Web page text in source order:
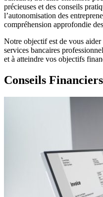
précieuses et des conseils
l’autonomisation des
compréhension approfondie
Notre objectif est de vous
services bancaires
et à atteindre vos objectifs
Conseils Financiers